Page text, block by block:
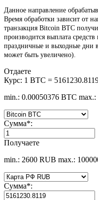
Данное направление
Время обработки зависит от
транзакция Bitcoin BTC
производится выплата
праздничные и выходные дни
может быть увеличено).
Отдаете
Курс: 1 BTC =
min.: 0.00050376 BTC max.:
Сумма*:
Получаете
min.: 2600 RUB max.:
Сумма*: